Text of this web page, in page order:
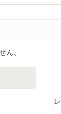
ん。